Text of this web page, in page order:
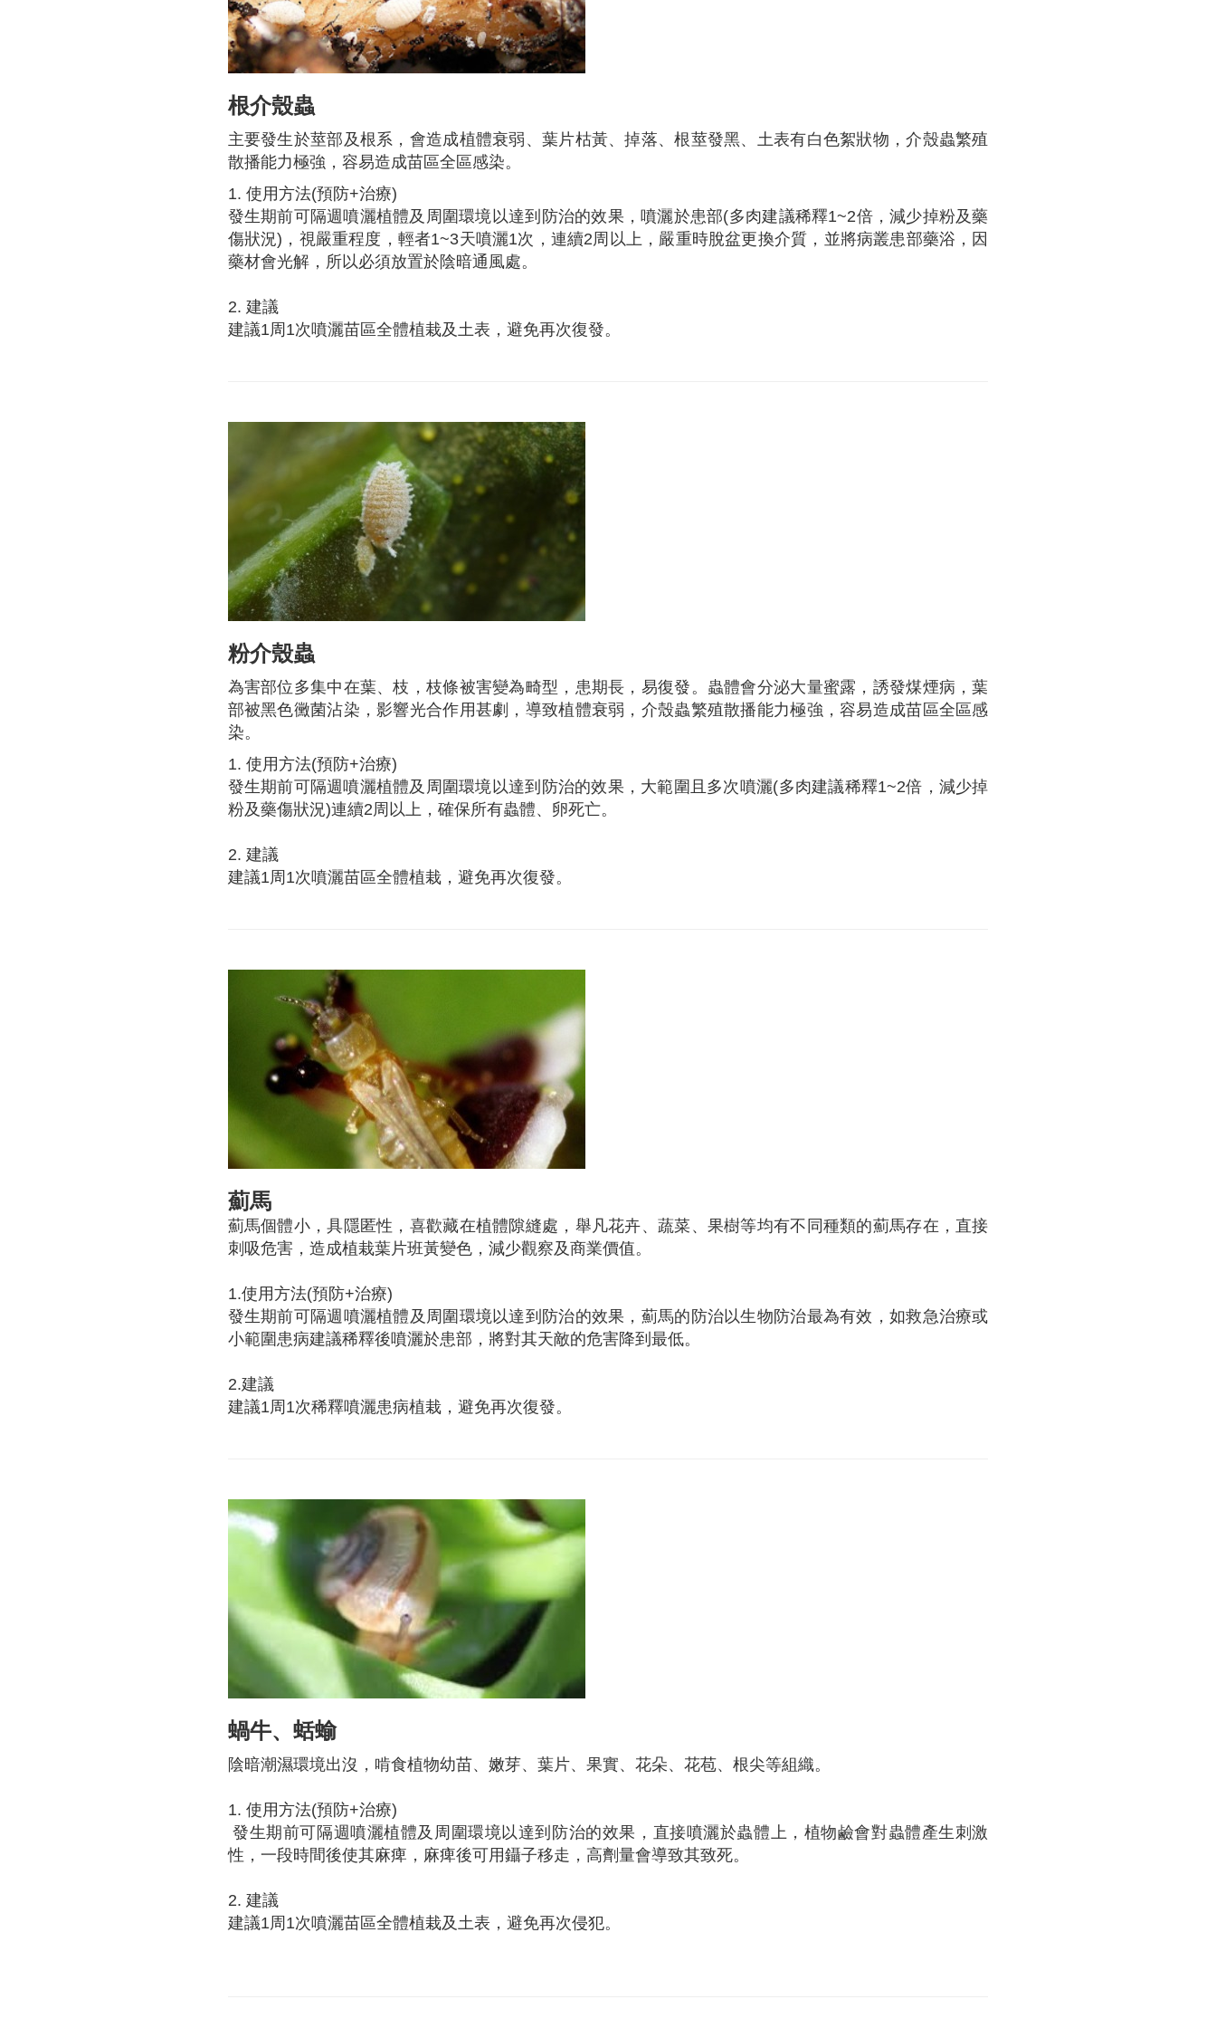
根介殼蟲
主要發生於莖部及根系，會造成植體衰弱、葉片枯黃、掉落、根莖發黑、土表有白色絮狀物，介殼蟲繁殖
散播能力極強，容易造成苗區全區感染。
1. 使用方法(預防+治療)
發生期前可隔週噴灑植體及周圍環境以達到防治的效果，噴灑於患部(多肉建議稀釋1~2倍，減少掉粉及藥
傷狀況)，視嚴重程度，輕者1~3天噴灑1次，連續2周以上，嚴重時脫盆更換介質，並將病叢患部藥浴，因
藥材會光解，所以必須放置於陰暗通風處。
2. 建議
建議1周1次噴灑苗區全體植栽及土表，避免再次復發。
粉介殼蟲
為害部位多集中在葉、枝，枝條被害變為畸型，患期長，易復發。蟲體會分泌大量蜜露，誘發煤煙病，葉
部被黑色黴菌沾染，影響光合作用甚劇，導致植體衰弱，介殼蟲繁殖散播能力極強，容易造成苗區全區感
染。
1. 使用方法(預防+治療)
發生期前可隔週噴灑植體及周圍環境以達到防治的效果，大範圍且多次噴灑(多肉建議稀釋1~2倍，減少掉
粉及藥傷狀況)連續2周以上，確保所有蟲體、卵死亡。
2. 建議
建議1周1次噴灑苗區全體植栽，避免再次復發。
薊馬
薊馬個體小，具隱匿性，喜歡藏在植體隙縫處，舉凡花卉、蔬菜、果樹等均有不同種類的薊馬存在，直接
刺吸危害，造成植栽葉片班黃變色，減少觀察及商業價值。
1.使用方法(預防+治療)
發生期前可隔週噴灑植體及周圍環境以達到防治的效果，薊馬的防治以生物防治最為有效，如救急治療或
小範圍患病建議稀釋後噴灑於患部，將對其天敵的危害降到最低。
2.建議
建議1周1次稀釋噴灑患病植栽，避免再次復發。
蝸牛、蛞蝓
陰暗潮濕環境出沒，啃食植物幼苗、嫩芽、葉片、果實、花朵、花苞、根尖等組織。
1. 使用方法(預防+治療)
發生期前可隔週噴灑植體及周圍環境以達到防治的效果，直接噴灑於蟲體上，植物鹼會對蟲體產生刺激
性，一段時間後使其麻痺，麻痺後可用鑷子移走，高劑量會導致其致死。
2. 建議
建議1周1次噴灑苗區全體植栽及土表，避免再次侵犯。